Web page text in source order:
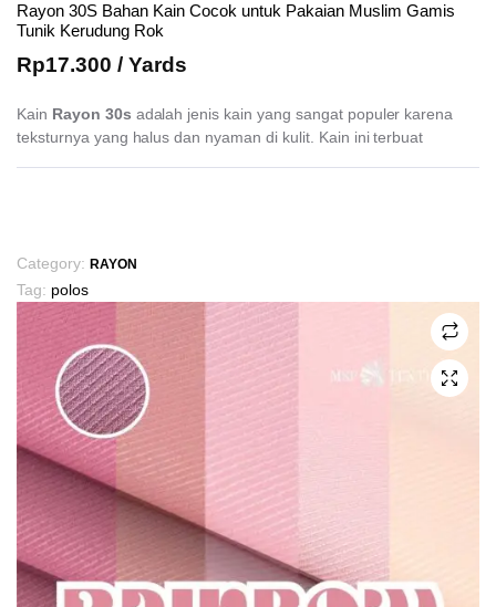
Rayon 30S Bahan Kain Cocok untuk Pakaian Muslim Gamis
Tunik Kerudung Rok
Rp17.300 / Yards
Kain Rayon 30s adalah jenis kain yang sangat populer karena
teksturnya yang halus dan nyaman di kulit. Kain ini terbuat
has
multiple
variants.
options
may
be
chosen
on
the
product
page
Category: RAYON
Tag: polos